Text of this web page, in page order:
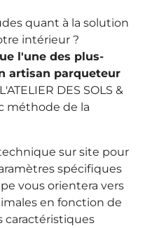
quant à la solution
intérieur ?
l'une des plus-
artisan parqueteur
DES SOLS &
méthode de la
sur site pour
spécifiques
vous orientera vers
en fonction de
caractéristiques